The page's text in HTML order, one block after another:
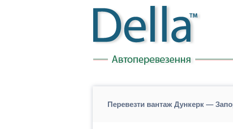
Перевезти вантаж Дункерк —